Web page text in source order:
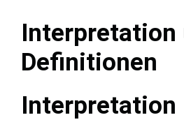
Interpretation
Definitionen
Interpretation